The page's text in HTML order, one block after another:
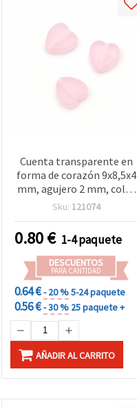
Cuenta transparente en
forma de corazón 9x8,5x4
mm, agujero 2 mm, color
rosa mate - 20 g (~125
manualidades y bisutería
DIY
Sku: 121074
0.80€ 1-4 paquete
DESCUENTOS
PARA CANTIDAD
0.64 €- 20 %5-24 paquete
0.56 €- 30 % 25 paquete +
AÑADIR AL CARRITO